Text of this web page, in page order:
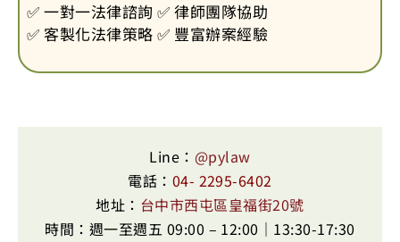
✅ 一對一法律諮詢 ✅ 律師團隊協助
✅ 客製化法律策略 ✅ 豐富辦案經驗
Line： @pylaw
電話： 04- 2295-6402
地址： 台中市西屯區皇福街20號
時間：週一至週五 09:00 – 12:00｜13:30-17:30